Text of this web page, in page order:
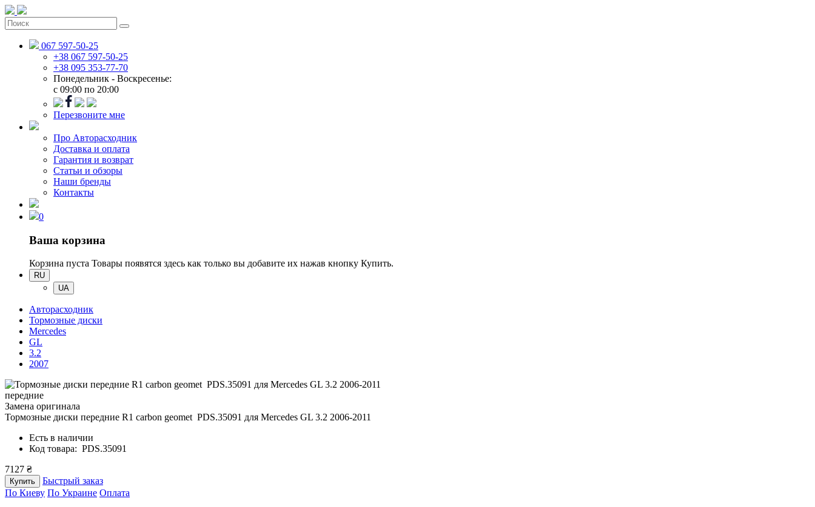
067 597-50-25
+38 067 597-50-25
+38 095 353-77-70
Понедельник - Воскресенье:
c 09:00 по 20:00
Перезвоните мне
Про Авторасходник
Доставка и оплата
Гарантия и возврат
Статьи и обзоры
Наши бренды
Контакты
0
Ваша корзина
Корзина пуста Товары появятся здесь как только вы добавите их нажав кнопку Купить.
RU
UA
Авторасходник
Тормозные диски
Mercedes
GL
3.2
2007
передние
Замена оригинала
Тормозные диски передние R1 carbon geomet PDS.35091 для Mercedes GL 3.2 2006-2011
Есть в наличии
Код товара: PDS.35091
7127 ₴
Купить
Быстрый заказ
По Киеву По Украине Оплата